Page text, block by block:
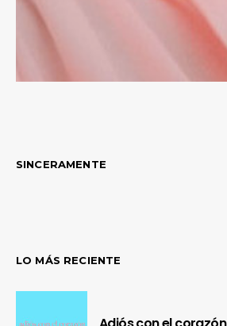
SINCERAMENTE
LO MÁS RECIENTE